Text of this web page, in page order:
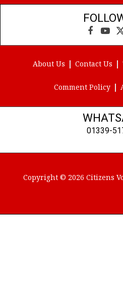
Facebook
About Us Contact Us
Comment Policy
01339-
Copyright © 2026 Citizens